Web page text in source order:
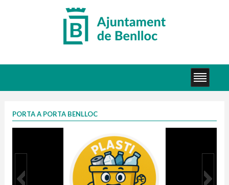
PORTA A PORTA BENLLOC